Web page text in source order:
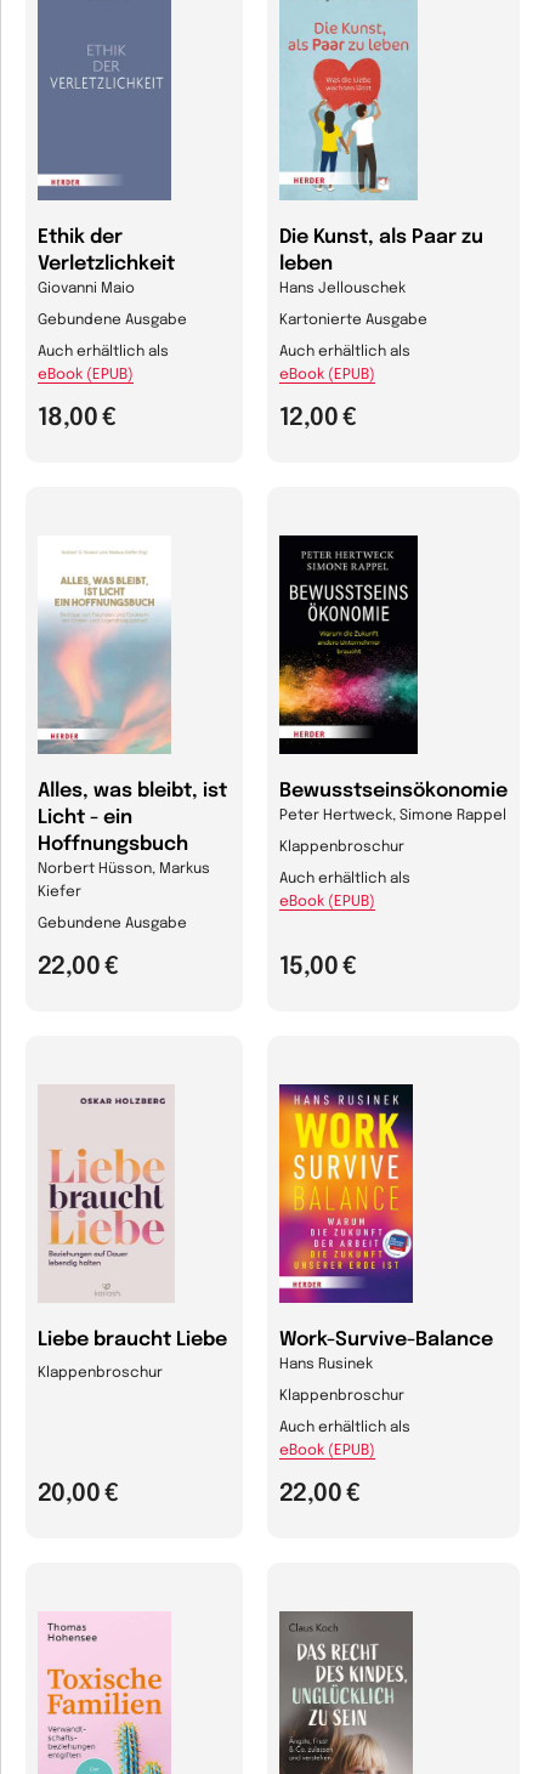
Ethik der
Verletzlichkeit
Giovanni Maio
Gebundene Ausgabe
18,00 €
Auch erhältlich als
eBook (EPUB)
Die Kunst, als Paar zu
leben
Hans Jellouschek
Kartonierte Ausgabe
12,00 €
Auch erhältlich als
eBook (EPUB)
Alles, was bleibt, ist
Licht - ein
Hoffnungsbuch
Norbert Hüsson, Markus
Kiefer
Gebundene Ausgabe
22,00 €
Bewusstseinsökonomie
Peter Hertweck, Simone Rappel
Klappenbroschur
15,00 €
Auch erhältlich als
eBook (EPUB)
Liebe braucht Liebe
Klappenbroschur
20,00 €
Work-Survive-Balance
Hans Rusinek
Klappenbroschur
22,00 €
Auch erhältlich als
eBook (EPUB)